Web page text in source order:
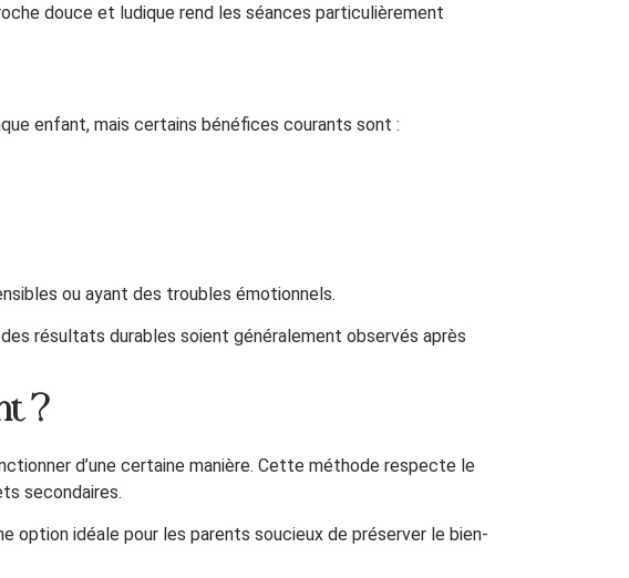
douce et ludique rend les séances particulièrement
enfant, mais certains bénéfices courants sont :
ou ayant des troubles émotionnels.
résultats durables soient généralement observés après
?
d’une certaine manière. Cette méthode respecte le
secondaires.
option idéale pour les parents soucieux de préserver le bien-